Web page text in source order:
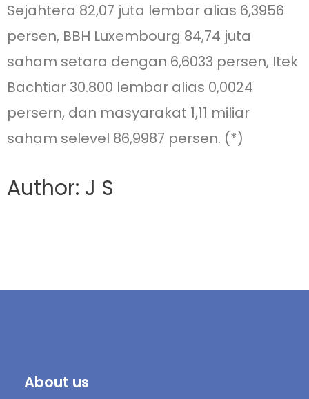
Sejahtera 82,07 juta lembar alias 6,3956
persen, BBH Luxembourg 84,74 juta
saham setara dengan 6,6033 persen, Itek
Bachtiar 30.800 lembar alias 0,0024
persern, dan masyarakat 1,11 miliar
saham selevel 86,9987 persen. (*)
Author: J S
About us